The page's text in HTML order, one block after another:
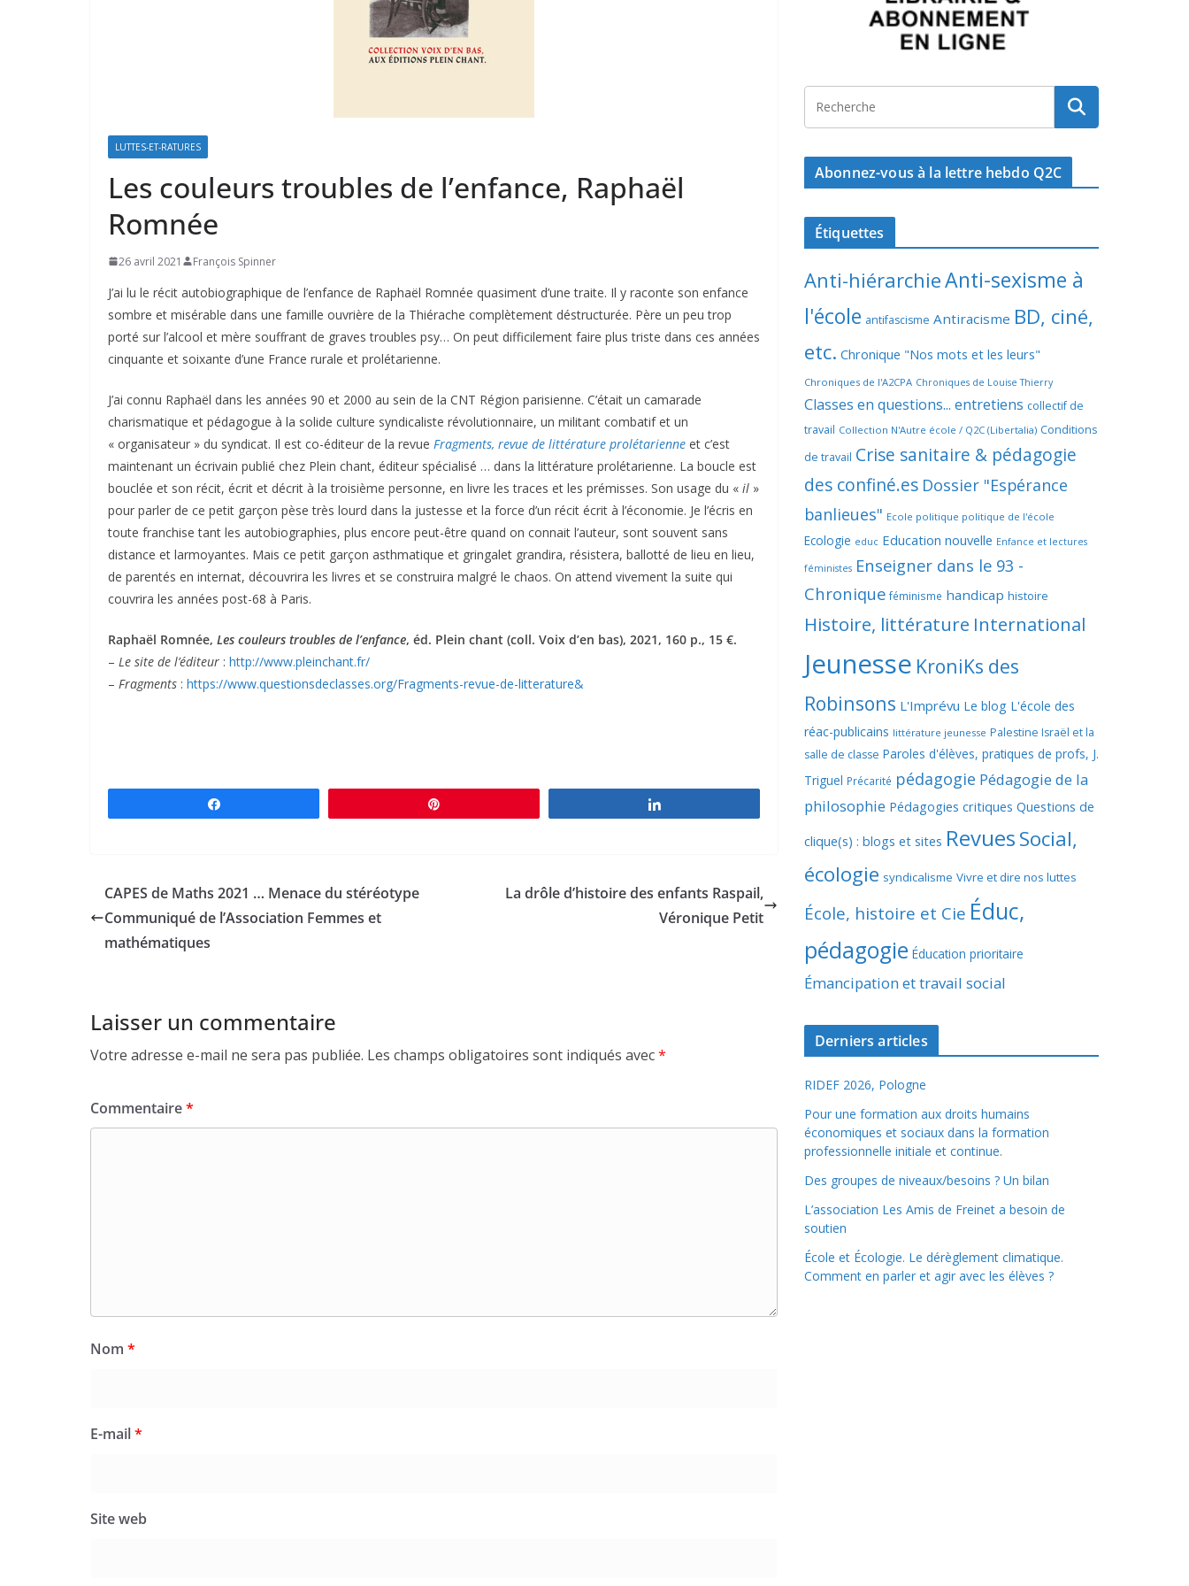
LUTTES-ET-RATURES
Les couleurs troubles de l’enfance, Raphaël
Romnée
26 avril 2021 François Spinner
J’ai lu le récit autobiographique de l’enfance de Raphaël Romnée quasiment d’une traite. Il y raconte son enfance
sombre et misérable dans une famille ouvrière de la Thiérache complètement déstructurée. Père un peu trop
porté sur l’alcool et mère souffrant de graves troubles psy… On peut difficilement faire plus triste dans ces années
cinquante et soixante d’une France rurale et prolétarienne.
J’ai connu Raphaël dans les années 90 et 2000 au sein de la CNT Région parisienne. C’était un camarade
charismatique et pédagogue à la solide culture syndicaliste révolutionnaire, un militant combatif et un
« organisateur » du syndicat. Il est co-éditeur de la revue Fragments, revue de littérature prolétarienne et c’est
maintenant un écrivain publié chez Plein chant, éditeur spécialisé … dans la littérature prolétarienne. La boucle est
bouclée et son récit, écrit et décrit à la troisième personne, en livre les traces et les prémisses. Son usage du « il »
pour parler de ce petit garçon pèse très lourd dans la justesse et la force d’un récit écrit à l’économie. Je l’écris en
toute franchise tant les autobiographies, plus encore peut-être quand on connait l’auteur, sont souvent sans
distance et larmoyantes. Mais ce petit garçon asthmatique et gringalet grandira, résistera, ballotté de lieu en lieu,
de parentés en internat, découvrira les livres et se construira malgré le chaos. On attend vivement la suite qui
couvrira les années post-68 à Paris.
Raphaël Romnée, Les couleurs troubles de l’enfance, éd. Plein chant (coll. Voix d’en bas), 2021, 160 p., 15 €.
– Le site de l’éditeur : http://www.pleinchant.fr/
– Fragments : https://www.questionsdeclasses.org/Fragments-revue-de-litterature&
CAPES de Maths 2021 … Menace du stéréotype
Communiqué de l’Association Femmes et
mathématiques
La drôle d’histoire des enfants Raspail,
Véronique Petit
Laisser un commentaire
Votre adresse e-mail ne sera pas publiée. Les champs obligatoires sont indiqués avec*
Commentaire*
Nom *
E-mail*
Site web
Abonnez-vous à la lettre hebdo Q2C
Étiquettes
Anti-hiérarchieAnti-sexisme à
l'école antifascisme Antiracisme BD, ciné,
etc. Chronique "Nos mots et les leurs"
Chroniques de l'A2CPA Chroniques de Louise Thierry
Classes en questions... entretiens collectif de
travail Collection N'Autre école / Q2C (Libertalia) Conditions
de travail Crise sanitaire & pédagogie
des confiné.es Dossier "Espérance
banlieues" Ecole politique politique de l'école
Ecologie educ Education nouvelle Enfance et lectures
féministes Enseigner dans le 93 -
Chronique féminisme handicap histoire
Histoire, littérature International
Jeunesse KroniKs des
Robinsons L'Imprévu Le blog L'école des
réac-publicains littérature jeunesse Palestine Israël et la
salle de classe Paroles d'élèves, pratiques de profs, J.
Triguel Précarité pédagogie Pédagogie de la
philosophie Pédagogies critiques Questions de
clique(s) : blogs et sites RevuesSocial,
écologie syndicalisme Vivre et dire nos luttes
École, histoire et Cie Éduc,
pédagogie Éducation prioritaire
Émancipation et travail social
Derniers articles
RIDEF 2026, Pologne
Pour une formation aux droits humains
économiques et sociaux dans la formation
professionnelle initiale et continue.
Des groupes de niveaux/besoins ? Un bilan
L’association Les Amis de Freinet a besoin de
soutien
École et Écologie. Le dérèglement climatique.
Comment en parler et agir avec les élèves ?